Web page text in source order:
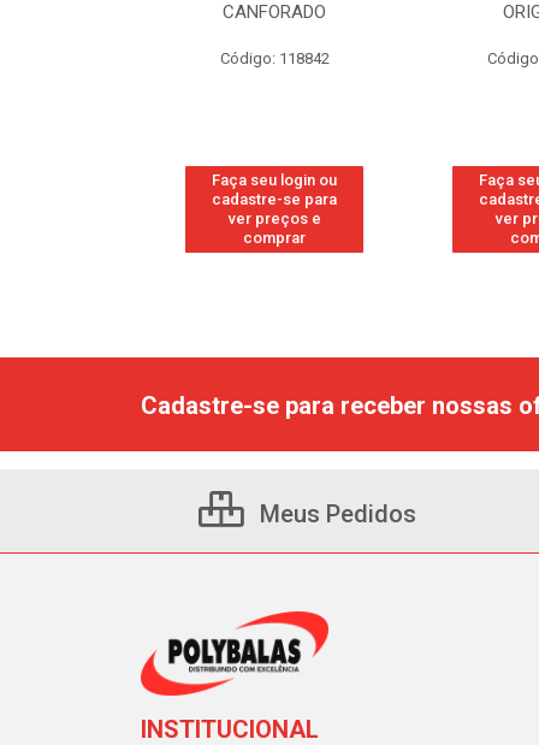
CANFORADO
Código: 118842
Faça seu login ou
cadastre-se para
ver preços e
comprar
Faça
ver
Cadastre-se para receber nossas
Meus Pedidos
INSTITUCIONAL